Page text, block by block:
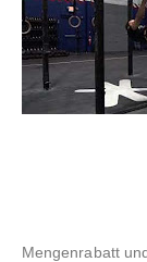
Mengenrabatt